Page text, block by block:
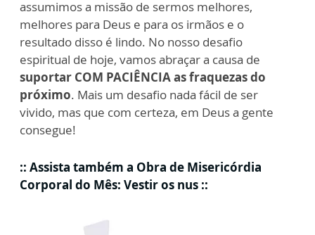
assumimos a missão de sermos melhores,
melhores para Deus e para os irmãos e o
resultado disso é lindo. No nosso desafio
espiritual de hoje, vamos abraçar a causa de
suportar COM PACIÊNCIA as fraquezas do
próximo. Mais um desafio nada fácil de ser
vivido, mas que com certeza, em Deus a gente
consegue!
:: Assista também a Obra de Misericórdia
Corporal do Mês: Vestir os nus ::